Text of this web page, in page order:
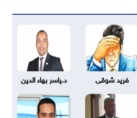
فريد شوقى د.ياسر بهاء الدين